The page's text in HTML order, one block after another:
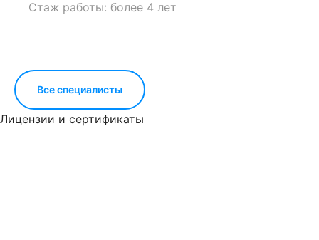
Стаж работы: более 4 лет
Все специалисты
Лицензии и сертификаты